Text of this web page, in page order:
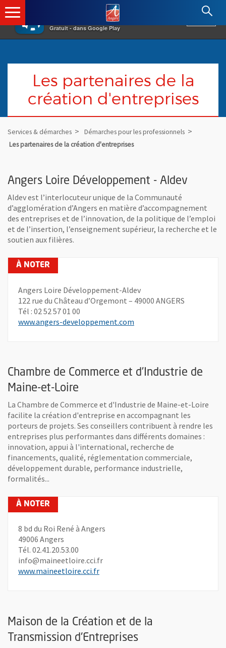
×
Gratuit - dans Google Play
Angers.fr : Retour à l'accueil
Les partenaires de la
création d'entreprises
Services & démarches
Démarches pour les professionnels
Les partenaires de la création d'entreprises
Angers Loire Développement - Aldev
Aldev est l’interlocuteur unique de la Communauté
d’agglomération d’Angers en matière d’accompagnement
des entreprises et de l’innovation, de la politique de l’emploi
et de l’insertion, l’enseignement supérieur, la recherche et le
soutien aux filières.
Angers Loire Développement-Aldev
122 rue du Château d’Orgemont – 49000 ANGERS
Tél : 02 52 57 01 00
www.angers-developpement.com
Chambre de Commerce et d’Industrie de
Maine-et-Loire
La Chambre de Commerce et d'Industrie de Maine-et-Loire
facilite la création d'entreprise en accompagnant les
porteurs de projets. Ses conseillers contribuent à rendre les
entreprises plus performantes dans différents domaines :
innovation, appui à l'international, recherche de
financements, qualité, réglementation commerciale,
développement durable, performance industrielle,
formalités...
8 bd du Roi René à Angers
49006 Angers
Tél. 02.41.20.53.00
info@maineetloire.cci.fr
www.maineetloire.cci.fr, Ouvre une nouvelle fenêtre
Maison de la Création et de la
Transmission d'Entreprises